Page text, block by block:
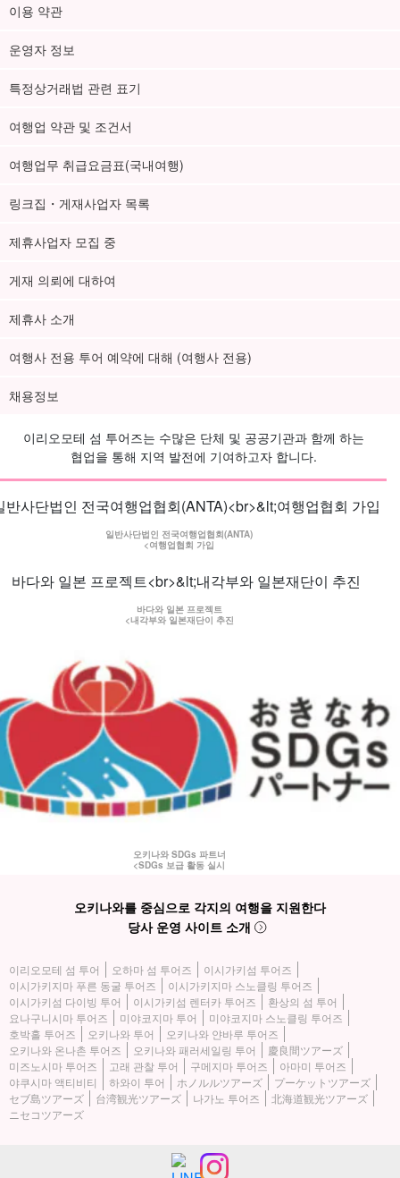
이용 약관
운영자 정보
특정상거래법 관련 표기
여행업 약관 및 조건서
여행업무 취급요금표(국내여행)
링크집・게재사업자 목록
제휴사업자 모집 중
게재 의뢰에 대하여
제휴사 소개
여행사 전용 투어 예약에 대해 (여행사 전용)
채용정보
이리오모테 섬 투어즈는 수많은 단체 및 공공기관과 함께 하는
협업을 통해 지역 발전에 기여하고자 합니다.
일반사단법인 전국여행업협회(ANTA)
<여행업협회 가입
바다와 일본 프로젝트
<내각부와 일본재단이 추진
오키나와 SDGs 파트너
<SDGs 보급 활동 실시
오키나와를 중심으로 각지의 여행을 지원한다
당사 운영 사이트 소개
이리오모테 섬 투어 오하마 섬 투어즈
이시가키섬 투어즈
이시가키지마 푸른 동굴 투어즈
이시가키지마 스노클링 투어즈
이시가키섬 다이빙 투어
이시가키섬 렌터카 투어즈
환상의 섬 투어
요나구니시마 투어즈
미야코지마 투어
미야코지마 스노클링 투어즈
호박홀 투어즈
오키나와 투어
오키나와 얀바루 투어즈
오키나와 온나촌 투어즈
오키나와 패러세일링 투어
慶良間ツアーズ
미즈노시마 투어즈
고래 관찰 투어 구메지마 투어즈
아마미 투어즈
야쿠시마 액티비티
하와이 투어 ホノルルツアーズ
プーケットツアーズ
セブ島ツアーズ
台湾観光ツアーズ 나가노 투어즈
北海道観光ツアーズ
ニセコツアーズ